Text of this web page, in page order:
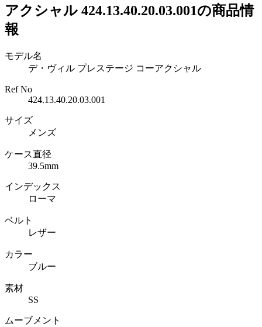
アクシャル 424.13.40.20.03.001の商品情
報
モデル名
デ・ヴィル プレステージ コーアクシャル
Ref No
424.13.40.20.03.001
サイズ
メンズ
ケース直径
39.5mm
インデックス
ローマ
ベルト
レザー
カラー
ブルー
素材
SS
ムーブメント